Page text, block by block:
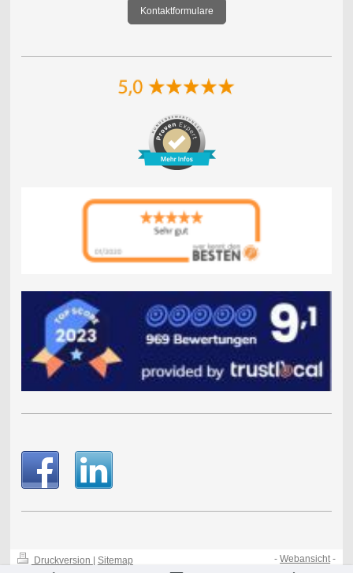
Kontaktformulare
Druckversion
Sitemap
-Webansicht-